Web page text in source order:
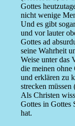
Gottes
nicht wenige
Und es gibt
und vor lauter
Gottes ad
seine Wahrheit
Weise unter das
die meinen ohne
und erklären zu
strecken
Als Christen
Gottes in Gottes
hat.